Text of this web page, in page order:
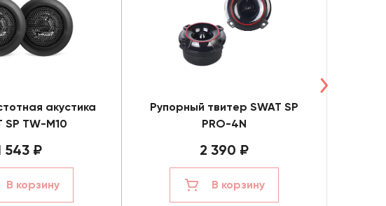
акустика
SP TW-M10
543 ₽
В корзину
Рупорный твитер SWAT SP
PRO-4N
2 390 ₽
В корзину